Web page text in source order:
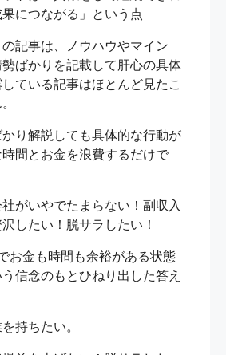
につながる」という点
記事は、ノウハウやマイン
勢ばかりを記載して肝心の具体
ている記事はほとんど見たこ
り解説しても具体的な行動が
間とお金を浪費するだけで
がいやでたまらない！副収入
したい！脱サラしたい！
お金も時間も余裕がある状態
信念のもとひねり出した答え
持ちたい。